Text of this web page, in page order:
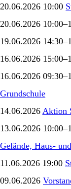
20.06.2026 10:00
20.06.2026
19.06.2026
16.06.2026
16.06.2026
Grundschule
14.06.2026 Aktion
13.06.2026
Gelände, Haus-
11.06.2026 19:00
09.06.2026